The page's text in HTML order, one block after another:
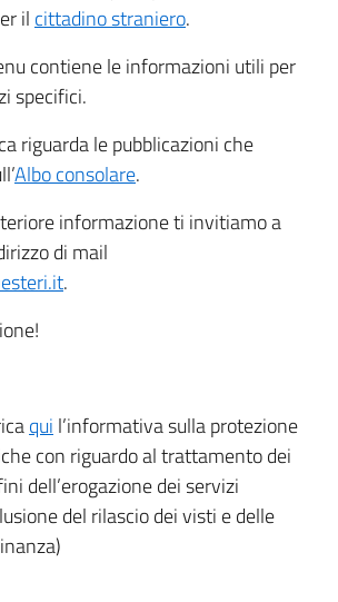
il cittadino straniero.
contiene le informazioni utili per
specifici.
riguarda le pubblicazioni che
Albo consolare.
informazione ti invitiamo a
di mail
.
qui l’informativa sulla protezione
con riguardo al trattamento dei
dell’erogazione dei servizi
del rilascio dei visti e delle